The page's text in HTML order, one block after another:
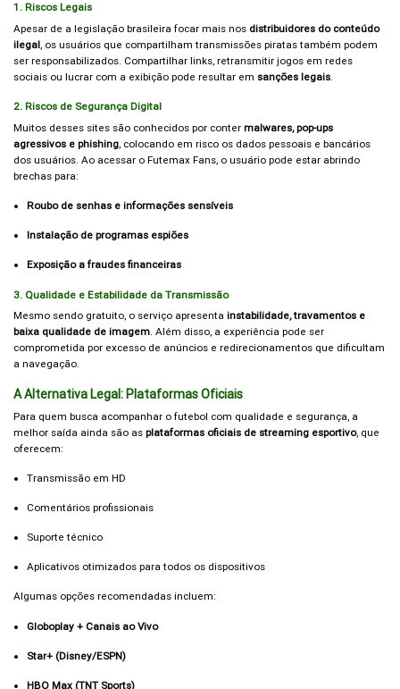
1. Riscos Legais
Apesar de a legislação brasileira focar mais nos distribuidores do conteúdo
ilegal, os usuários que compartilham transmissões piratas também podem
ser responsabilizados. Compartilhar links, retransmitir jogos em redes
sociais ou lucrar com a exibição pode resultar em sanções legais.
2. Riscos de Segurança Digital
Muitos desses sites são conhecidos por conter malwares, pop-ups
agressivos e phishing, colocando em risco os dados pessoais e bancários
dos usuários. Ao acessar o Futemax Fans, o usuário pode estar abrindo
brechas para:
Roubo de senhas e informações sensíveis
Instalação de programas espiões
Exposição a fraudes financeiras
3. Qualidade e Estabilidade da Transmissão
Mesmo sendo gratuito, o serviço apresenta instabilidade, travamentos e
baixa qualidade de imagem. Além disso, a experiência pode ser
comprometida por excesso de anúncios e redirecionamentos que dificultam
a navegação.
A Alternativa Legal: Plataformas Oficiais
Para quem busca acompanhar o futebol com qualidade e segurança, a
melhor saída ainda são as plataformas oficiais de streaming esportivo, que
oferecem:
Transmissão em HD
Comentários profissionais
Suporte técnico
Aplicativos otimizados para todos os dispositivos
Algumas opções recomendadas incluem:
Globoplay + Canais ao Vivo
Star+ (Disney/ESPN)
HBO Max (TNT Sports)